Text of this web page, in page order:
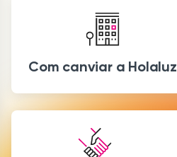
Com canviar a Holaluz